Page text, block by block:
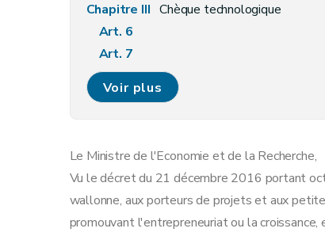
Chapitre III Chèque technologique
Art. 6
Art. 7
Art. 8
Chapitre IV Chèque « propriété
Art. 11
Chapitre V Disposition finale
Art. 12
Voir plus
Le Ministre de l'Economie et de la Recherche,
Vu le décret du 21 décembre 2016 portant
wallonne, aux porteurs de projets et aux
promouvant l'entrepreneuriat ou la